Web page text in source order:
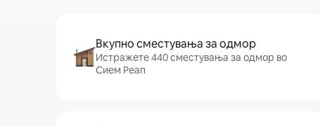
Вкупно сместувања за одмор
Истражете 440 сместувања за одмор во
Сием Реап